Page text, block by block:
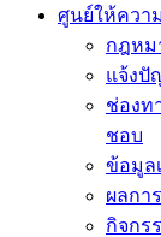
ศูนย์ให้ควา
กฎหม
แจ้งปั
ช่องท
ชอบ
ข้อมูล
ผลกา
กิจกร